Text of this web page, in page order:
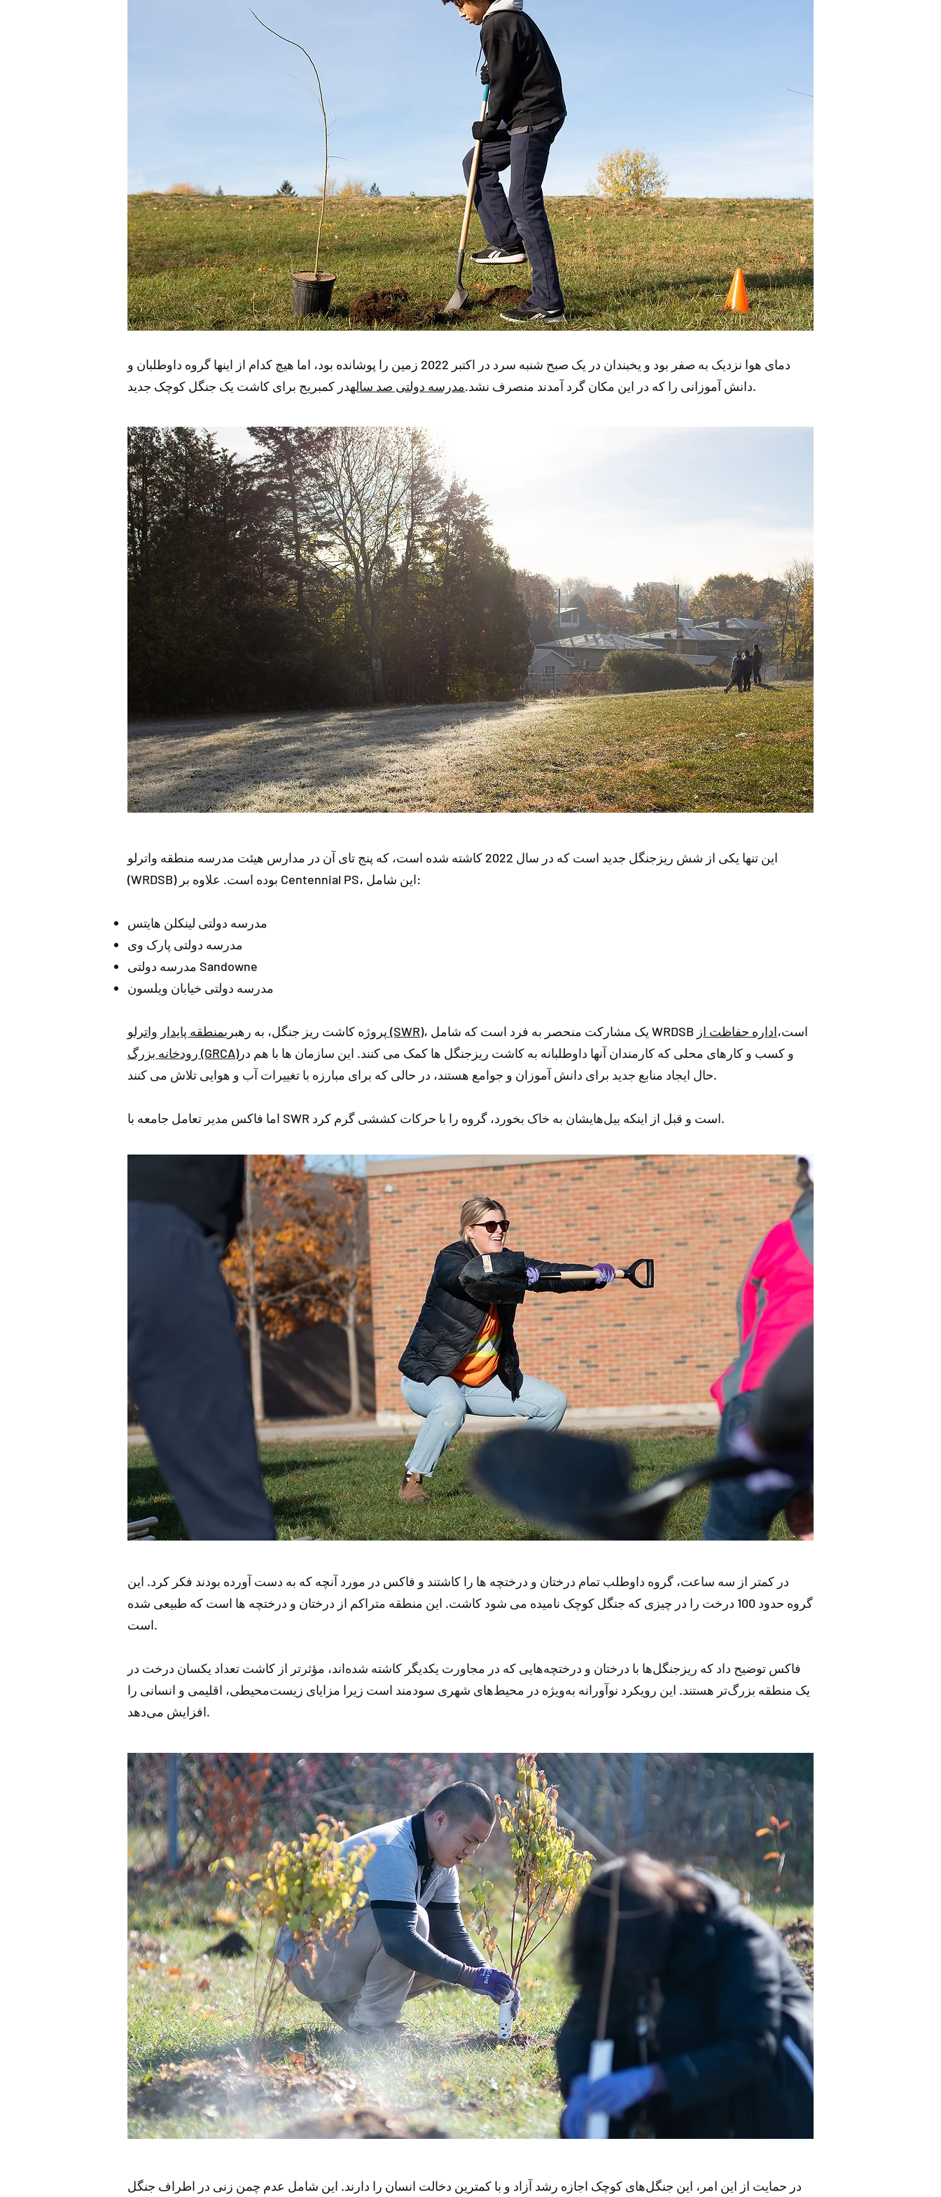
دمای هوا نزدیک به صفر بود و یخبندان در یک صبح شنبه سرد در اکتبر 2022 زمین را پوشانده بود، اما هیچ کدام از اینها گروه داوطلبان و
دانش آموزانی را که در این مکان گرد آمدند منصرف نشد.مدرسه دولتی صد ساله در کمبریج برای کاشت یک جنگل کوچک جدید.
این تنها یکی از شش ریزجنگل جدید است که در سال 2022 کاشته شده است، که پنج تای آن در مدارس هیئت مدرسه منطقه واترلو
(WRDSB) بوده است. علاوه بر Centennial PS، این شامل:
مدرسه دولتی لینکلن هایتس
مدرسه دولتی پارک وی
مدرسه دولتی Sandowne
مدرسه دولتی خیابان ویلسون
پروژه کاشت ریز جنگل، به رهبری منطقه پایدار واترلو (SWR) ، یک مشارکت منحصر به فرد است که شامل WRDSB است،اداره حفاظت از
رودخانه بزرگ (GRCA)و کسب و کارهای محلی که کارمندان آنها داوطلبانه به کاشت ریزجنگل ها کمک می کنند. این سازمان ها با هم در
حال ایجاد منابع جدید برای دانش آموزان و جوامع هستند، در حالی که برای مبارزه با تغییرات آب و هوایی تلاش می کنند.
اما فاکس مدیر تعامل جامعه با SWR است و قبل از اینکه بیل‌هایشان به خاک بخورد، گروه را با حرکات کششی گرم کرد.
در کمتر از سه ساعت، گروه داوطلب تمام درختان و درختچه ها را کاشتند و فاکس در مورد آنچه که به دست آورده بودند فکر کرد. این
گروه حدود 100 درخت را در چیزی که جنگل کوچک نامیده می شود کاشت. این منطقه متراکم از درختان و درختچه ها است که طبیعی شده
است.
فاکس توضیح داد که ریزجنگل‌ها با درختان و درختچه‌هایی که در مجاورت یکدیگر کاشته شده‌اند، مؤثرتر از کاشت تعداد یکسان درخت در
یک منطقه بزرگ‌تر هستند. این رویکرد نوآورانه به‌ویژه در محیط‌های شهری سودمند است زیرا مزایای زیست‌محیطی، اقلیمی و انسانی را
افزایش می‌دهد.
در حمایت از این امر، این جنگل‌های کوچک اجازه رشد آزاد و با کمترین دخالت انسان را دارند. این شامل عدم چمن زنی در اطراف جنگل